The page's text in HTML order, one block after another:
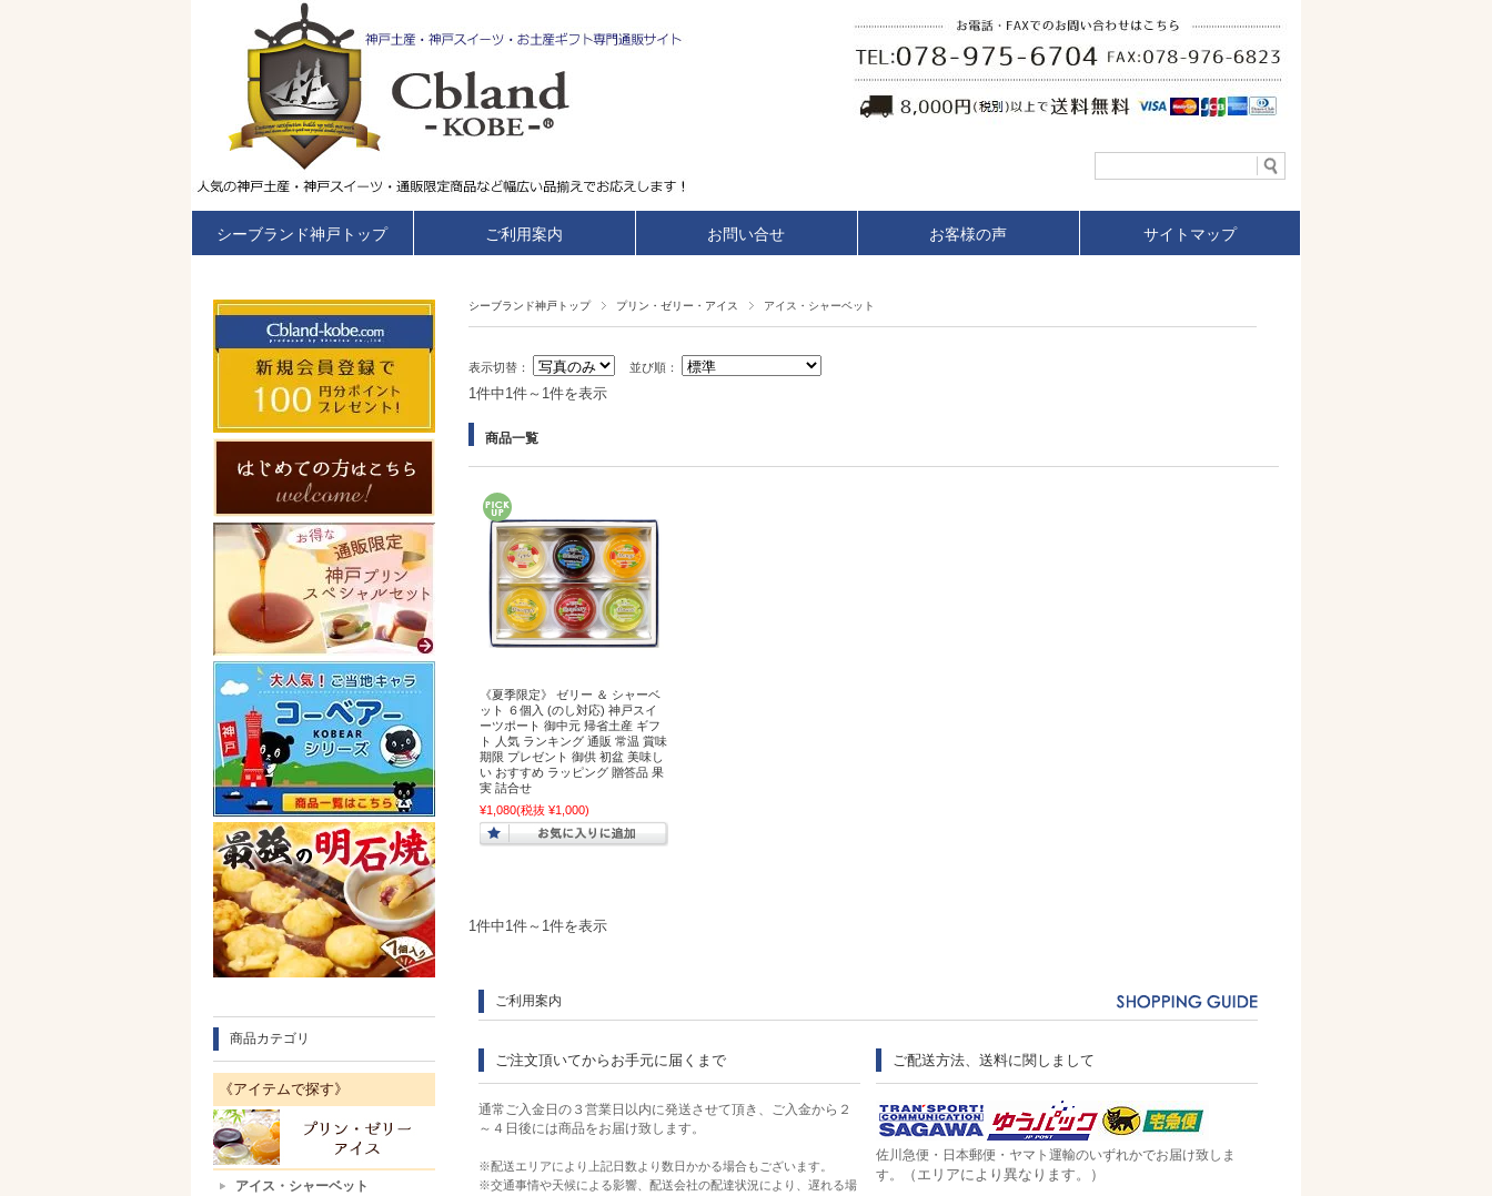
シーブランド神戸トップ ご利用案内 お問い合せ お客様の声 サイトマップ
シーブランド神戸トップ プリン・ゼリー・アイス アイス・シャーベット
表示切替： 並び順：
1件中1件～1件を表示
商品一覧
《夏季限定》 ゼリー ＆ シャーベ
ット ６個入 (のし対応) 神戸スイ
ーツポート 御中元 帰省土産 ギフ
ト 人気 ランキング 通販 常温 賞味
期限 プレゼント 御供 初盆 美味し
い おすすめ ラッピング 贈答品 果
実 詰合せ
¥1,080(税抜 ¥1,000)
1件中1件～1件を表示
ご利用案内
ご注文頂いてからお手元に届くまで
通常ご入金日の３営業日以内に発送させて頂き、ご入金から２
～４日後には商品をお届け致します。
※配送エリアにより上記日数より数日かかる場合もございます。
※交通事情や天候による影響、配送会社の配達状況により、遅れる場
ご配送方法、送料に関しまして
佐川急便・日本郵便・ヤマト運輸のいずれかでお届け致しま
す。
（エリアにより異なります。）
商品カテゴリ
《アイテムで探す》
プリン・ゼリー・アイス
アイス・シャーベット